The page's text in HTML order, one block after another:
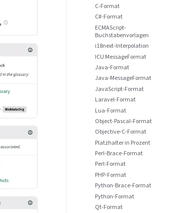
C-Format
C#-Format
ECMAScript-
Buchstabenvorlagen
i18next-Interpolation
ICU MessageFormat
Java-Format
Java-MessageFormat
JavaScript-Format
Laravel-Format
Lua-Format
Object-Pascal-Format
Objective-C-Format
Platzhalter in Prozent
Perl-Brace-Format
Perl-Format
PHP-Format
Python-Brace-Format
Python-Format
Qt-Format